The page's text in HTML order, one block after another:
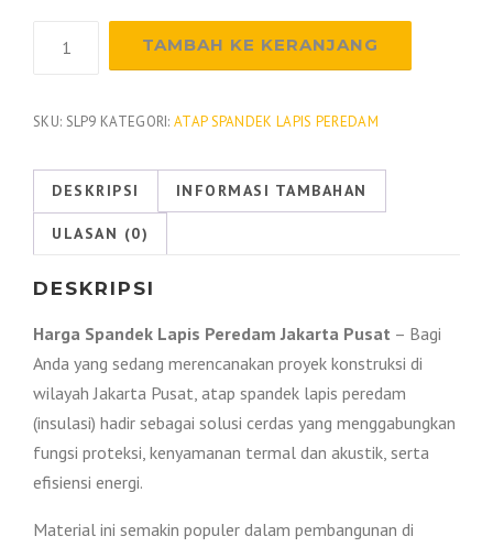
Lapis
Jakarta
Pusat
2026
TAMBAH KE KERANJANG
SKU: SLP9 KATEGORI:ATAP SPANDEK LAPIS PEREDAM
DESKRIPSI INFORMASI TAMBAHAN
ULASAN (0)
DESKRIPSI
Harga Spandek Lapis Peredam Jakarta Pusat – Bagi
Anda yang sedang merencanakan proyek konstruksi di
wilayah Jakarta Pusat, atap spandek lapis peredam
(insulasi) hadir sebagai solusi cerdas yang menggabungkan
fungsi proteksi, kenyamanan termal dan akustik, serta
efisiensi energi.
Material ini semakin populer dalam pembangunan di